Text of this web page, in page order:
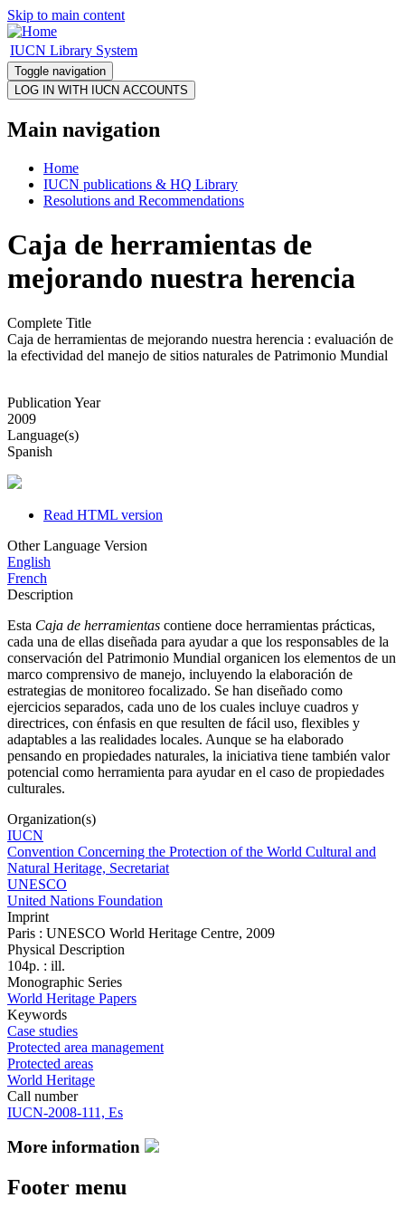
Skip to main content
IUCN Library System
Toggle navigation
Main navigation
Home
IUCN publications & HQ Library
Resolutions and Recommendations
Caja de herramientas de
mejorando nuestra herencia
Complete Title
Caja de herramientas de mejorando nuestra herencia : evaluación de
la efectividad del manejo de sitios naturales de Patrimonio Mundial
Publication Year
2009
Language(s)
Spanish
Read HTML version
Other Language Version
English
French
Description
Esta Caja de herramientas contiene doce herramientas prácticas,
cada una de ellas diseñada para ayudar a que los responsables de la
conservación del Patrimonio Mundial organicen los elementos de un
marco comprensivo de manejo, incluyendo la elaboración de
estrategias de monitoreo focalizado. Se han diseñado como
ejercicios separados, cada uno de los cuales incluye cuadros y
directrices, con énfasis en que resulten de fácil uso, flexibles y
adaptables a las realidades locales. Aunque se ha elaborado
pensando en propiedades naturales, la iniciativa tiene también valor
potencial como herramienta para ayudar en el caso de propiedades
culturales.
Organization(s)
IUCN
Convention Concerning the Protection of the World Cultural and
Natural Heritage, Secretariat
UNESCO
United Nations Foundation
Imprint
Paris : UNESCO World Heritage Centre, 2009
Physical Description
104p. : ill.
Monographic Series
World Heritage Papers
Keywords
Case studies
Protected area management
Protected areas
World Heritage
Call number
IUCN-2008-111, Es
More information
Footer menu